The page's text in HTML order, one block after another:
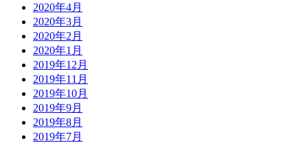
2020年4月
2020年3月
2020年2月
2020年1月
2019年12月
2019年11月
2019年10月
2019年9月
2019年8月
2019年7月